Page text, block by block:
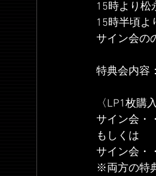
15時より松
15時半頃よ
サイン会の
特典会内容：
〈LP1枚購入
サイン会・
もしくは
サイン会・
※両方の特